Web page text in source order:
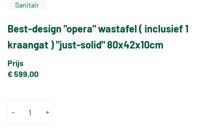
Sanitair
Best-design "opera" wastafel ( inclusief 1
kraangat ) "just-solid" 80x42x10cm
Prijs
€ 599,00
- +